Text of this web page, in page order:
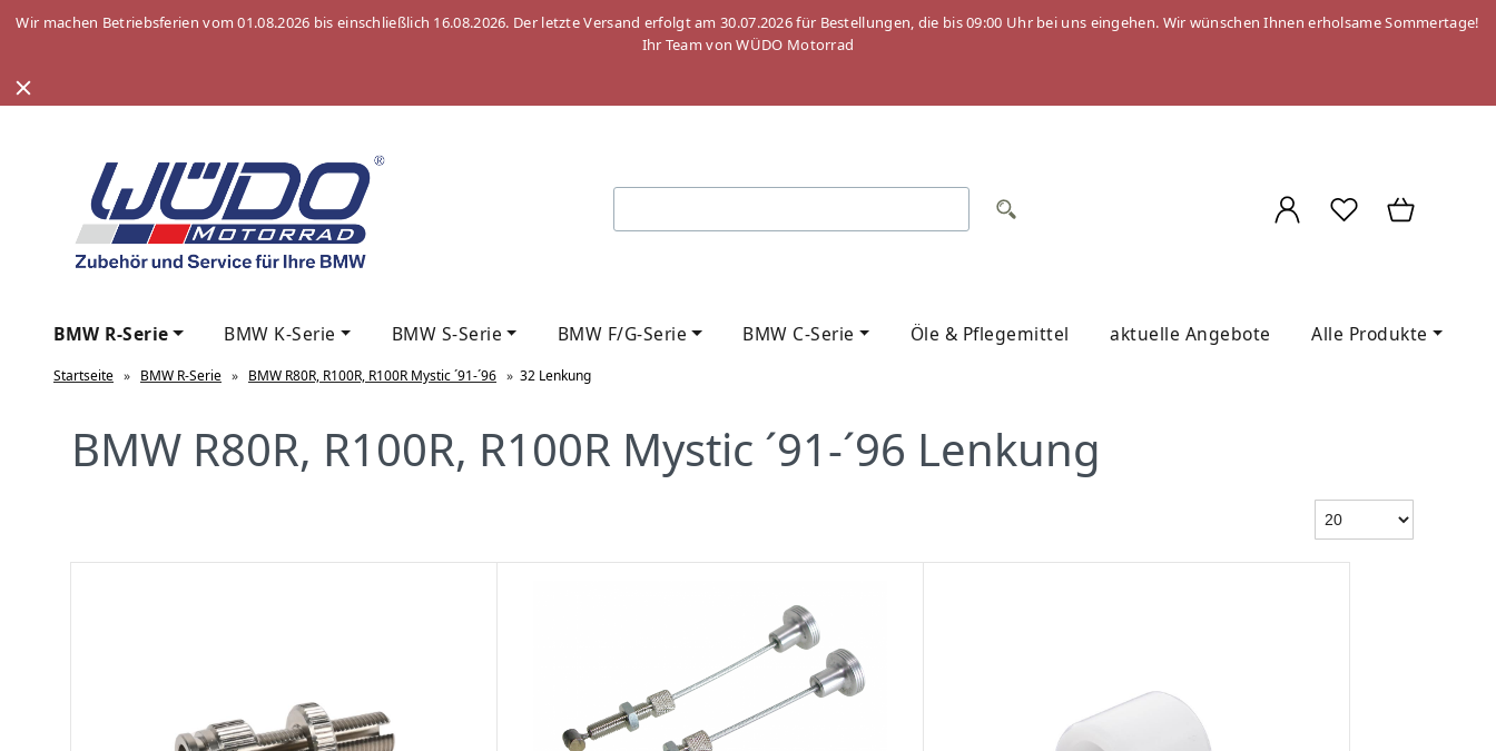
Wir machen Betriebsferien vom 01.08.2026 bis einschließlich 16.08.2026. Der letzte Versand erfolgt am 30.07.2026 für Bestellungen, die bis 09:00 Uhr bei uns eingehen. Wir wünschen Ihnen erholsame Sommertage!
Ihr Team von WÜDO Motorrad
BMW R-Serie BMW K-Serie BMW S-Serie BMW F/G-Serie BMW C-Serie Öle & Pflegemittel aktuelle Angebote Alle Produkte
Startseite » BMW R-Serie » BMW R80R, R100R, R100R Mystic ´91-´96 » 32 Lenkung
BMW R80R, R100R, R100R Mystic ´91-´96 Lenkung